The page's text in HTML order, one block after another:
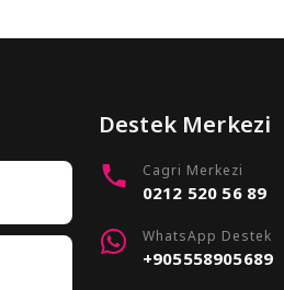
Destek Merkezi
Cagri Merkezi
0212 520 56 89
WhatsApp Destek
+905558905689